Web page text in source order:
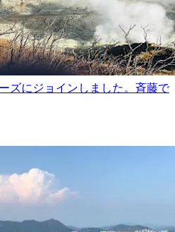
ズにジョインしました。斉藤で